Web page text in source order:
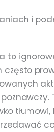
i
to
często
tłumowi,